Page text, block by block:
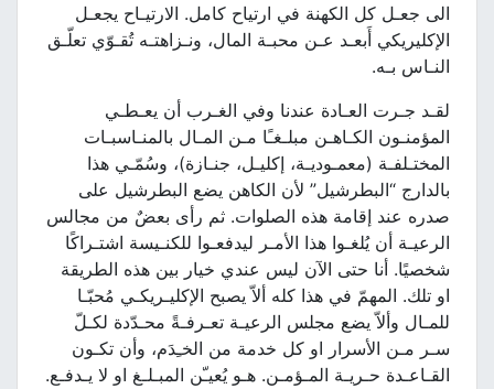
الى جعـل كل الكهنة في ارتياح كامل. الارتيـاح يجعـل
الإكليريكي أَبعـد عـن محبـة المال، ونـزاهتـه تُقـوّي تعلّـق
النـاس بـه.
لقـد جـرت العـادة عندنا وفي الغـرب أن يعـطـي
المؤمنـون الكـاهـن مبلـغـًا مـن المـال بالمنـاسبـات
المختـلفـة (معمـوديـة، إكليـل، جنـازة)، وسُمّـي هذا
بالدارج “البطرشيل” لأن الكاهن يضع البطرشيل على
صدره عند إقامة هذه الصلوات. ثم رأى بعضٌ من مجالس
الرعيـة أن يُلغـوا هذا الأمـر ليدفعـوا للكنـيسة اشتـراكًا
شخصيًا. أنا حتى الآن ليس عندي خيار بين هذه الطريقة
او تلك. المهمّ في هذا كله ألاّ يصبح الإكليـريكـي مُحبّـا
للمـال وألاّ يضع مجلس الرعيـة تعـرفـةً محـدّدة لكـلّ
سـر مـن الأسرار او كل خدمة من الخـِدَم، وأن تكـون
القـاعـدة حـريـة المـؤمـن. هـو يُعيـّن المبـلـغ او لا يـدفـع.